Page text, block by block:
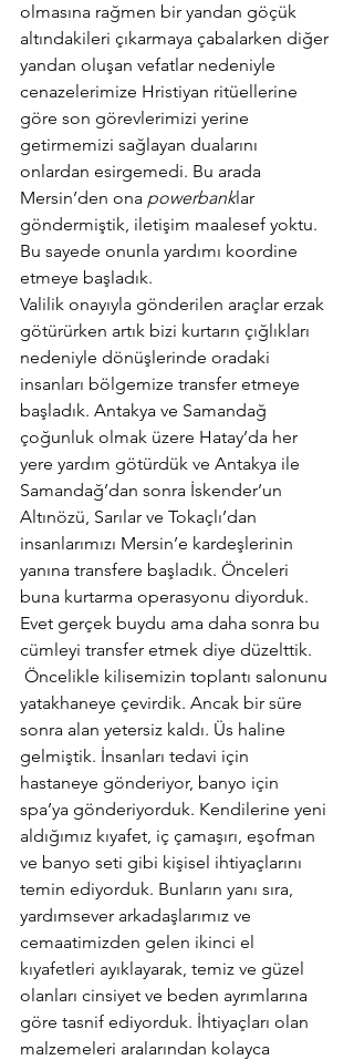
olmasına rağmen bir yandan göçük
altındakileri çıkarmaya çabalarken diğer
yandan oluşan vefatlar nedeniyle
cenazelerimize Hristiyan ritüellerine
göre son görevlerimizi yerine
getirmemizi sağlayan dualarını
onlardan esirgemedi. Bu arada
Mersin’den ona powerbanklar
göndermiştik, iletişim maalesef yoktu.
Bu sayede onunla yardımı koordine
etmeye başladık.
Valilik onayıyla gönderilen araçlar erzak
götürürken artık bizi kurtarın çığlıkları
nedeniyle dönüşlerinde oradaki
insanları bölgemize transfer etmeye
başladık. Antakya ve Samandağ
çoğunluk olmak üzere Hatay’da her
yere yardım götürdük ve Antakya ile
Samandağ’dan sonra İskender’un
Altınözü, Sarılar ve Tokaçlı’dan
insanlarımızı Mersin’e kardeşlerinin
yanına transfere başladık. Önceleri
buna kurtarma operasyonu diyorduk.
Evet gerçek buydu ama daha sonra bu
cümleyi transfer etmek diye düzelttik.
Öncelikle kilisemizin toplantı salonunu
yatakhaneye çevirdik. Ancak bir süre
sonra alan yetersiz kaldı. Üs haline
gelmiştik. İnsanları tedavi için
hastaneye gönderiyor, banyo için
spa’ya gönderiyorduk. Kendilerine yeni
aldığımız kıyafet, iç çamaşırı, eşofman
ve banyo seti gibi kişisel ihtiyaçlarını
temin ediyorduk. Bunların yanı sıra,
yardımsever arkadaşlarımız ve
cemaatimizden gelen ikinci el
kıyafetleri ayıklayarak, temiz ve güzel
olanları cinsiyet ve beden ayrımlarına
göre tasnif ediyorduk. İhtiyaçları olan
malzemeleri aralarından kolayca